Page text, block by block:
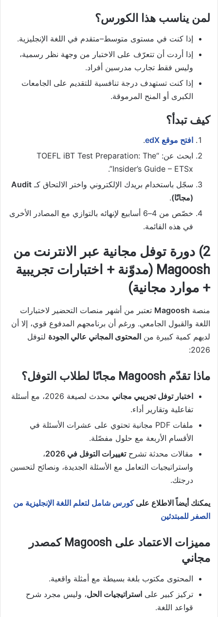
لمن يناسب هذا الكورس؟
إذا كنت في مستوى متوسط–متقدم في اللغة الإنجليزية.
إذا أردت أن تتعرّف على الاختبار من وجهة نظر رسمية،
وليس فقط تجارب مدرسين أفراد.
إذا كنت تستهدف درجة تنافسية للتقديم على الجامعات
الكبرى أو المنح المرموقة.
كيف تبدأ؟
افتح موقع edX
.
ابحث عن: “TOEFL iBT Test Preparation: The
Insider’s Guide – ETSx”.
سجّل باستخدام بريدك الإلكتروني واختر الالتحاق كـ Audit
(مجانًا).
خصّص من 4–6 أسابيع لإنهائه بالتوازي مع المصادر الأخرى
في هذه القائمة.
2) دورة توفل مجانية عبر الانترنت من
Magoosh (مدوّنة + اختبارات تجريبية
+ موارد مجانية)
منصة Magoosh تعتبر من أشهر منصات التحضير لاختبارات
اللغة والقبول الجامعي. ورغم أن برنامجهم المدفوع قوي، إلا أن
لديهم كمية كبيرة من المحتوى المجاني عالي الجودة لتوفل
2026:
ماذا تقدّم Magoosh مجانًا لطلاب التوفل؟
اختبار توفل تجريبي مجاني
محدث لصيغة 2026، مع أسئلة
تفاعلية وتقارير أداء.
ملفات PDF مجانية تحتوي على عشرات الأسئلة في
الأقسام الأربعة مع حلول مفصّلة.
مقالات محدثة تشرحتغييرات التوفل في 2026
،
واستراتيجيات التعامل مع الأسئلة الجديدة، ونصائح لتحسين
درجتك.
يمكنك أيضاً الاطلاع علىكورس شامل لتعلم اللغة الإنجليزية من
الصفر للمبتدئين
مميزات الاعتماد على Magoosh كمصدر
مجاني
المحتوى مكتوب بلغة بسيطة مع أمثلة واقعية.
تركيز كبير على استراتيجيات الحل، وليس مجرد شرح
قواعد اللغة.